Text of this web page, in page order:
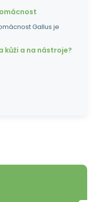
Gallus je
kůži a na nástroje?